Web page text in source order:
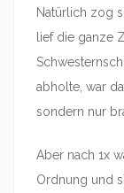
Natürlich zog
lief die ganze
abholte, war
sondern nur
Aber nach 1x
Ordnung und